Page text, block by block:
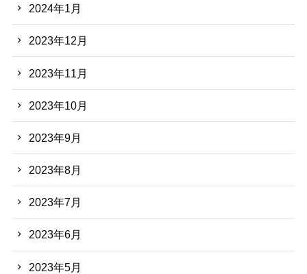
2024年1月
2023年12月
2023年11月
2023年10月
2023年9月
2023年8月
2023年7月
2023年6月
2023年5月